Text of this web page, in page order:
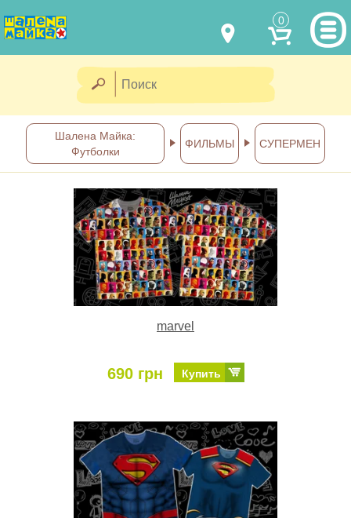
0
(067) 011 0404
shalena@mayka.dp.ua
г.Днепр, ул. Ярослава Мудрого, 68
Посмотреть на карте
Отправка по Украине каждый
день
НАШИ РАБОТЫ
КАК КУПИТЬ
КАК НАС НАЙТИ
ПОЛНАЯ ВЕРСИЯ САЙТА
Шалена Майка:
Футболки
ФИЛЬМЫ СУПЕРМЕН
marvel
690 грн Купить